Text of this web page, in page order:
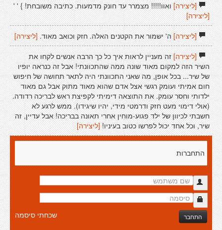
[ליצירה]ואוו!!!!! מצמרר עד חונק מדמעות. כתיבה משובחת! } ' '
[ליצירה]
[ליצירה]ה' ישמור את הקטנים האלה. חזק וכואב מאוד. [ליצירה]
[ליצירה]זה מעניין לראות איך כל כך הרבה אנשים לקחו את
השיר הזה למקום מאוד שונה ממה שהתכוונתי! אבל זה כנראה יופיו
של שיר... בכל אופן, מה שאני התכוונתי היה לתאר תחושה של חיפוש
חום אמיתי ועומק רגשי אצל אדם שהוא מאוד מתוק אבל גם מאוד
ילדותי וחסר עומק. את התוצאה דימיתי לקפיצת ראש לבריכה רדודה.
(אולי דימוי מעט חזק ודרמטי מידי, יהיו שיגידו). ממש לרגע לא
חשבתי לכיוון של ילד פגוע-מוחין אחרי תאונה בבריכה! אבל עדיין, זה
שיר, וכל אחד יכול לפרשו כטוב בעיניו! [ליצירה]
התחברות
התחבר שכחתי סיסמה